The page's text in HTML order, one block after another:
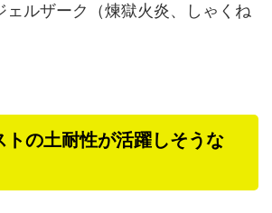
ェルザーク（煉獄火炎、しゃくね
トの土耐性が活躍しそうな